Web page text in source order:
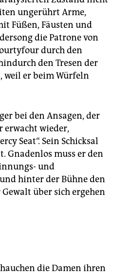
ungerührt Arme,
Füßen, Fäusten und
die Patrone von
durch den
den Tresen der
weil er beim Würfeln
bei den Ansagen, der
erwacht wieder,
Seat“. Sein Schicksal
Gnadenlos muss er den
und
hinter der Bühne den
über sich ergehen
die Damen ihren